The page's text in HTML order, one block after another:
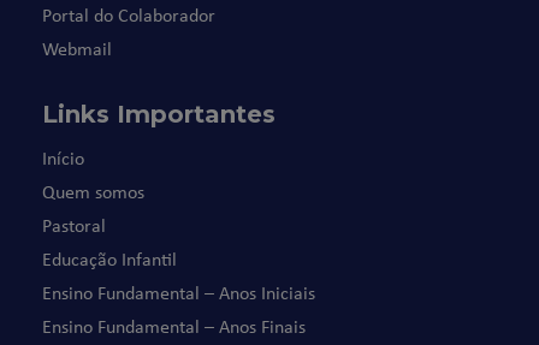
Portal do Colaborador
Webmail
Links Importantes
Início
Quem somos
Pastoral
Educação Infantil
Ensino Fundamental – Anos Iniciais
Ensino Fundamental – Anos Finais